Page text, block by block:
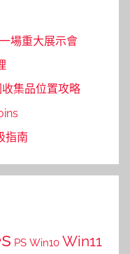
場重大展示會
集品位置攻略
指南
PS Win10 Win11